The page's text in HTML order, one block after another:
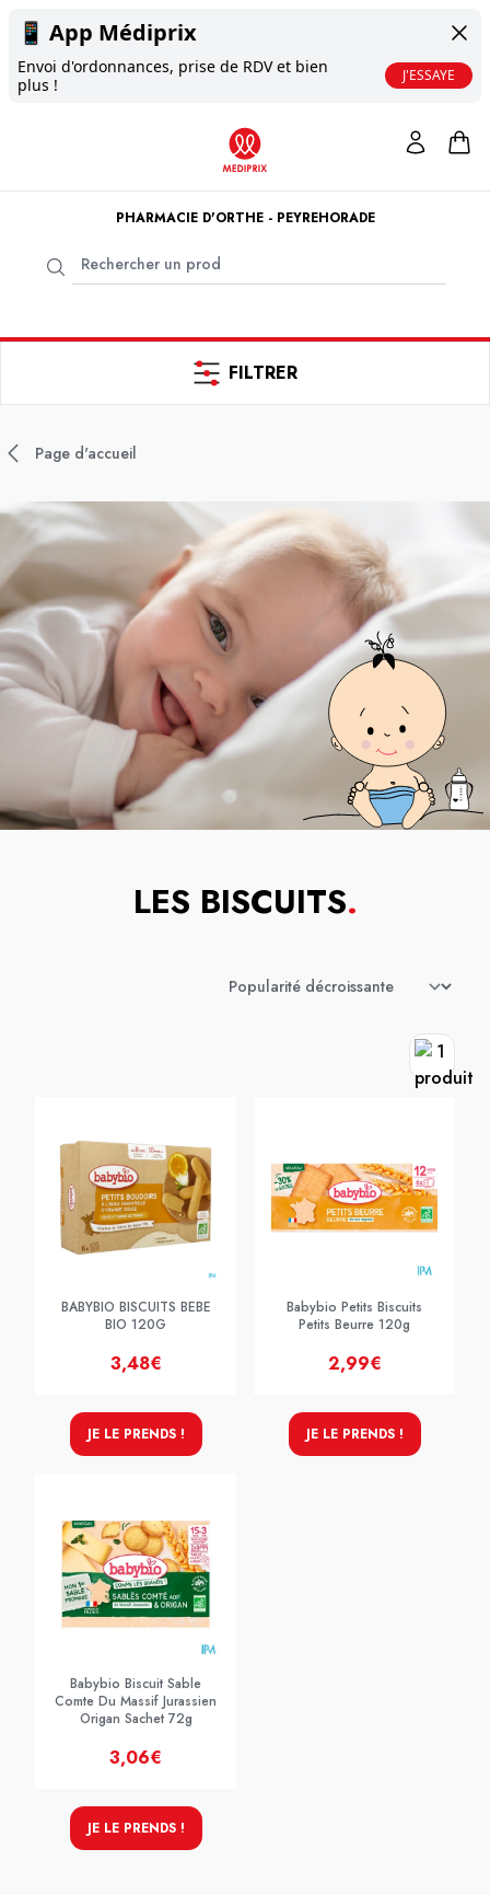
📱 App Médiprix
Envoi d'ordonnances, prise de RDV et bien
plus !
J'ESSAYE
PHARMACIE D'ORTHE - PEYREHORADE
FILTRER
Page d'accueil
LES BISCUITS.
BABYBIO BISCUITS BEBE
BIO 120G
3,48€
JE LE PRENDS !
Babybio Petits Biscuits
Petits Beurre 120g
2,99€
JE LE PRENDS !
Babybio Biscuit Sable
Comte Du Massif Jurassien
Origan Sachet 72g
3,06€
JE LE PRENDS !